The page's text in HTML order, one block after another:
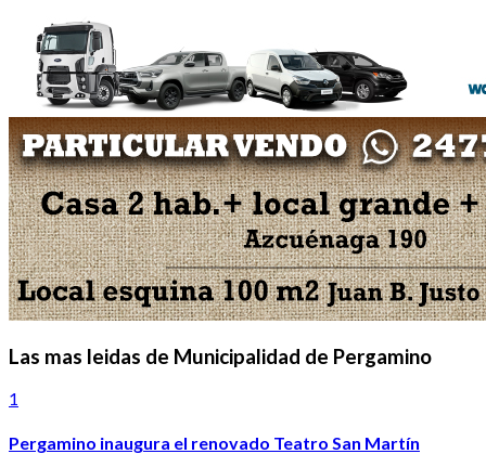
Las mas leidas de Municipalidad de Pergamino
1
Pergamino inaugura el renovado Teatro San Martín